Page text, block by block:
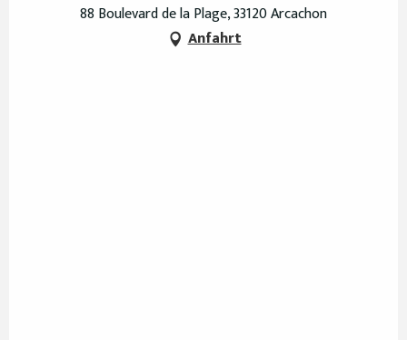
88 Boulevard de la Plage, 33120 Arcachon
Anfahrt